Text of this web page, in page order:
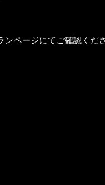
ンページにてご確認くだ